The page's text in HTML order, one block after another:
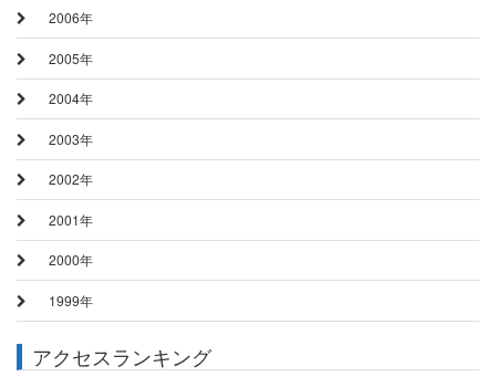
2006年
2005年
2004年
2003年
2002年
2001年
2000年
1999年
アクセスランキング